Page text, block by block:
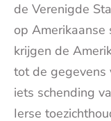
de Verenigde
op Amerikaanse
krijgen de
tot de gegevens
iets schending
Ierse